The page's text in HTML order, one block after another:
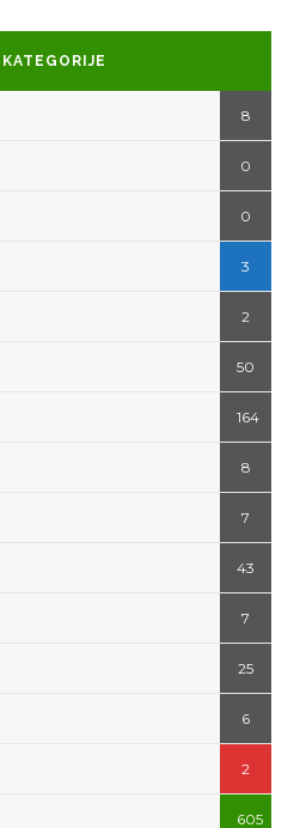
KATEGORIJE
8
0
0
3
2
50
164
8
7
43
7
25
6
2
605